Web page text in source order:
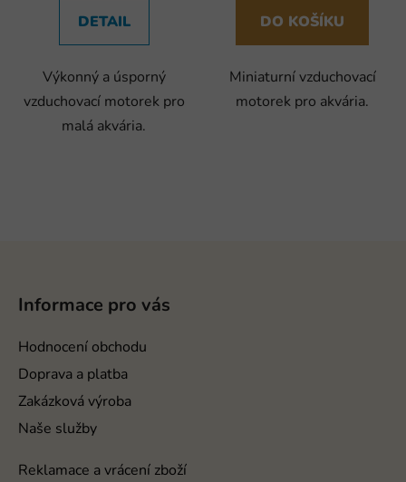
DETAIL
Výkonný a úsporný
vzduchovací motorek pro
malá akvária.
DO KOŠÍKU
Miniaturní vzduchovací
motorek pro akvária.
Informace pro vás
Hodnocení obchodu
Doprava a platba
Zakázková výroba
Naše služby
Reklamace a vrácení zboží